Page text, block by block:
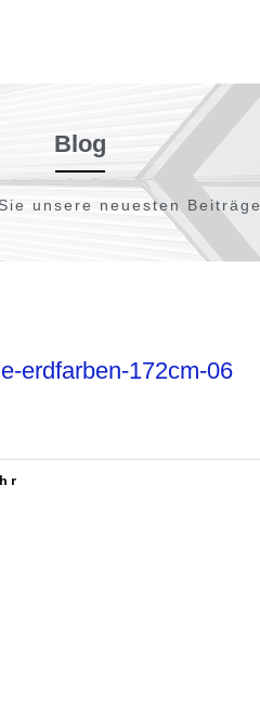
Blog
unsere neuesten Beiträge
erdfarben-172cm-06